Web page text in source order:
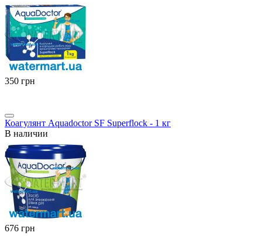
‍350‍ грн
Коагулянт Aquadoctor SF Superflock - 1 кг
В наличии
‍676‍ грн